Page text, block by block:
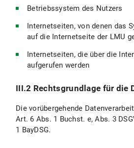
Betriebssystem des Nutzers
Internetseiten, von denen das
auf die Internetseite der LMU
Internetseiten, die über die
aufgerufen werden
III.2 Rechtsgrundlage für die
Die vorübergehende
Art. 6 Abs. 1 Buchst. e, Abs. 3
1 BayDSG.